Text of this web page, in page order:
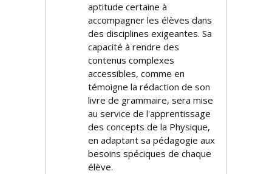
aptitude certaine à
accompagner les élèves dans
des disciplines exigeantes. Sa
capacité à rendre des
contenus complexes
accessibles, comme en
témoigne la rédaction de son
livre de grammaire, sera mise
au service de l'apprentissage
des concepts de la Physique,
en adaptant sa pédagogie aux
besoins spécifiques de chaque
élève.